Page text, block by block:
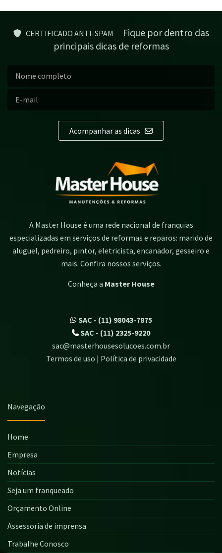
CERTIFICADO ANTI-SPAM
Fique por dentro das
principais dicas de reformas
Acompanhar as dicas
A Master House é uma rede nacional de franquias
especializadas em serviços de reformas e reparos: marido de
aluguel, pedreiro, pintor, eletricista, encanador, gesseiro e
mais. Confira nossos serviços.
Conheça a Master House
SAC - (11) 98043-7875
SAC - (11) 2325-9220
sac@masterhousesolucoes.com.br
Termos de uso | Política de privacidade
Navegação
Home
Empresa
Notícias
Seja um franqueado
Orçamento Online
Assessoria de imprensa
Trabalhe Conosco